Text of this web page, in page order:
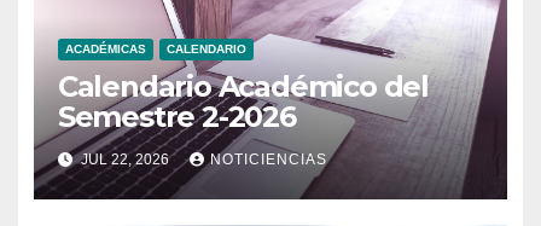
ACADÉMICAS CALENDARIO
Calendario Académico del
Semestre 2-2026
JUL 22, 2026 NOTICIENCIAS